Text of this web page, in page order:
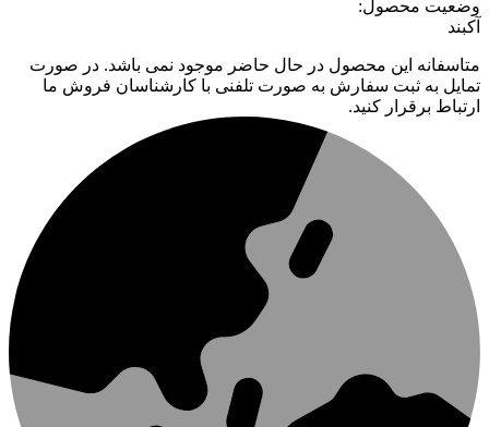
وضعیت محصول:
آکبند
متاسفانه این محصول در حال حاضر موجود نمی باشد. در صورت
تمایل به ثبت سفارش به صورت تلفنی با کارشناسان فروش ما
ارتباط برقرار کنید.